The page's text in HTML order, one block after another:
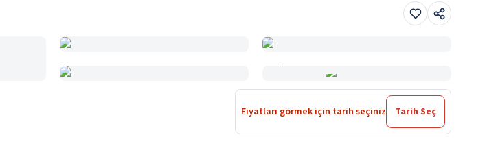
Fiyatları görmek için tarih seçiniz Tarih Seç